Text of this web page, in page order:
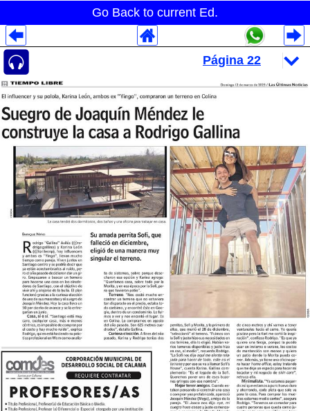
Go Back to current Ed.
Despliegues Analytics
Despliegues Totales
Despliegues por Rubros